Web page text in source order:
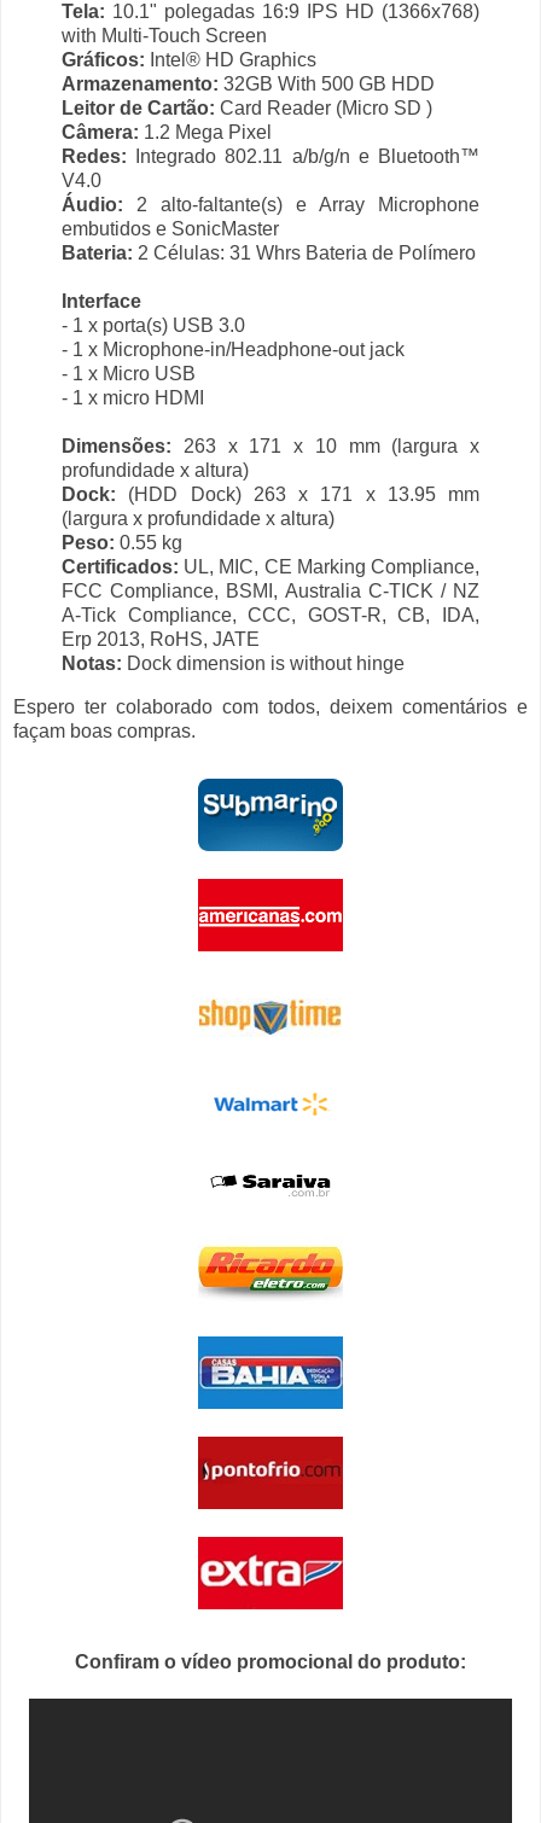
Tela: 10.1" polegadas 16:9 IPS HD (1366x768)
with Multi-Touch Screen
Gráficos: Intel® HD Graphics
Armazenamento: 32GB With 500 GB HDD
Leitor de Cartão: Card Reader (Micro SD )
Câmera: 1.2 Mega Pixel
Redes: Integrado 802.11 a/b/g/n e Bluetooth™
V4.0
Áudio: 2 alto-faltante(s) e Array Microphone
embutidos e SonicMaster
Bateria: 2 Células: 31 Whrs Bateria de Polímero
Interface
- 1 x porta(s) USB 3.0
- 1 x Microphone-in/Headphone-out jack
- 1 x Micro USB
- 1 x micro HDMI
Dimensões: 263 x 171 x 10 mm (largura x
profundidade x altura)
Dock: (HDD Dock) 263 x 171 x 13.95 mm
(largura x profundidade x altura)
Peso: 0.55 kg
Certificados: UL, MIC, CE Marking Compliance,
FCC Compliance, BSMI, Australia C-TICK / NZ
A-Tick Compliance, CCC, GOST-R, CB, IDA,
Erp 2013, RoHS, JATE
Notas: Dock dimension is without hinge
Espero ter colaborado com todos, deixem comentários e
façam boas compras.
Confiram o vídeo promocional do produto: